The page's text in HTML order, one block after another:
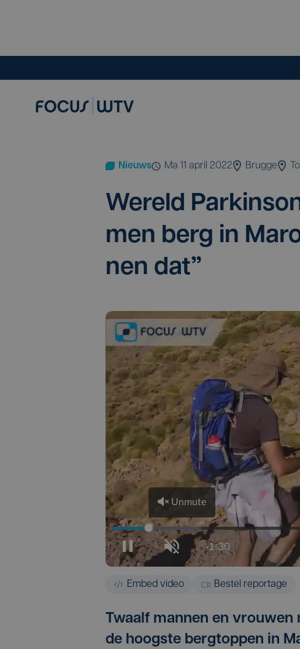
Nieuws ma 11 april 2022 Brugge
Wereld
men berg in
nen dat”
Embed video Bestel reportage
Twaalf mannen en vrouwen
de hoogste bergtoppen in